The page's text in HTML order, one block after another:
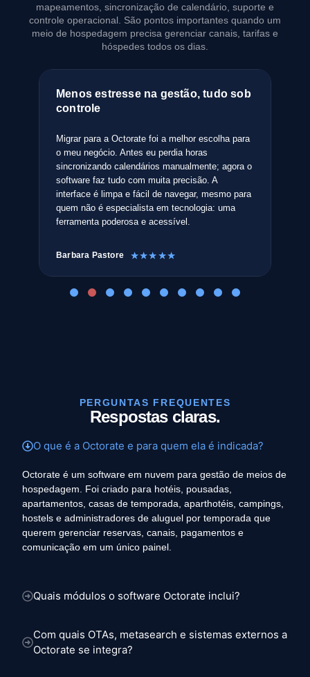
mapeamentos, sincronização de calendário, suporte e
controle operacional. São pontos importantes quando um
meio de hospedagem precisa gerenciar canais, tarifas e
hóspedes todos os dias.
Barbara Pastore ☆☆☆ ☆☆
Menos estresse na gestão, tudo sob
controle
Migrar para a Octorate foi a melhor escolha para
o meu negócio. Antes eu perdia horas
sincronizando calendários manualmente; agora o
software faz tudo com muita precisão. A
interface é limpa e fácil de navegar, mesmo para
quem não é especialista em tecnologia: uma
ferramenta poderosa e acessível.
PERGUNTAS FREQUENTES
Respostas claras.
O que é a Octorate e para quem ela é indicada?
Octorate é um software em nuvem para gestão de meios de
hospedagem. Foi criado para hotéis, pousadas,
apartamentos, casas de temporada, aparthotéis, campings,
hostels e administradores de aluguel por temporada que
querem gerenciar reservas, canais, pagamentos e
comunicação em um único painel.
Quais módulos o software Octorate inclui?
Com quais OTAs, metasearch e sistemas externos a
Octorate se integra?